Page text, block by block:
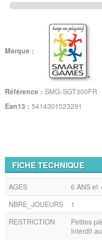
Marque :
Référence : SMG-SGT300FR
Ean13 : 5414301523291
FICHE TECHNIQUE
AGES
6 ANS et
NBRE_JOUEURS
1
RESTRICTION
Petites
Interdit